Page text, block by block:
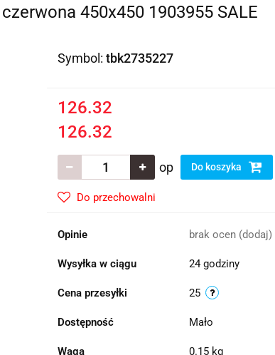
450x450 1903955 SALE
Symbol: tbk2735227
126.32
126.32
op Do koszyka
Do przechowalni
Opinie brak ocen (dodaj)
Wysyłka w ciągu 24 godziny
Cena przesyłki 25
Dostępność Mało
Waga 0.15 kg